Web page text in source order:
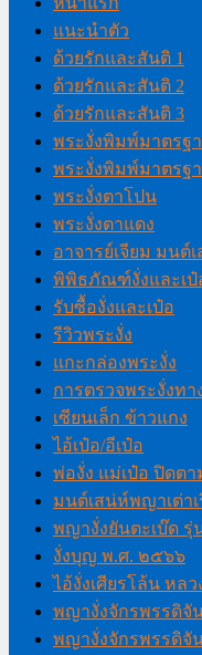
แนะนำตัว
ด้วยรักและสันติ 1
ด้วยรักและสันติ 2
ด้วยรักและสันติ 3
พระงั่งพิมพ์มาตรฐ
พระงั่งพิมพ์มาตรฐ
พระงั่งตาโปน
พระงั่งตาแดง
อาจารย์เจียม มนต์
พิพิธภัณฑ์งั่งและเป๋
รับซื้องั่งและเป๋อ
รีวิวพระงั่ง
แกะกล่องพระงั่ง
การตรวจพระงั่งท
เซียนเล็ก ข้าวแกง
ไอ้เป๋อ/อีเป๋อ
พ่องั่ง แม่เป๋อ ปิดต
มนต์เสน่ห์พญาเต่า
พญางั่งยันตะเบ๊ด รุ่
งั่งบุญ พ.ศ. ๒๕๖๖
ไอ้งั่งเศียรโล้น หล
พญางั่งจักรพรรดิจั
พญางั่งจักรพรรดิจั